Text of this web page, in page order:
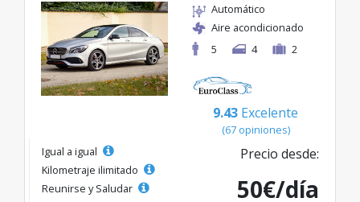
Automático
Aire acondicionado
5
4 2
9.43 Excelente
(67 opiniones)
Igual a igual
Kilometraje ilimitado
Reunirse y Saludar
Precio desde:
50€/día